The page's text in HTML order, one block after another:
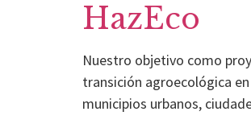
HazEco
Nuestro objetivo como
transición agroecológica
municipios urbanos,